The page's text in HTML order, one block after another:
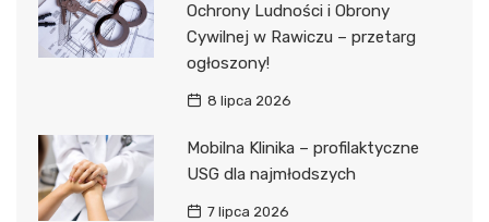
Ochrony Ludności i Obrony
Cywilnej w Rawiczu – przetarg
ogłoszony!
8 lipca 2026
Mobilna Klinika – profilaktyczne
USG dla najmłodszych
7 lipca 2026